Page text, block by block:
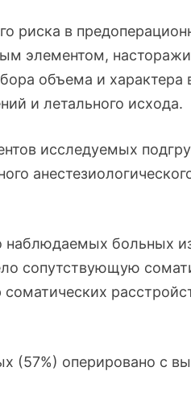
риска в
элементом,
объема и характера
и летального исхода.
исследуемых
наблюдаемых больных
сопутствующую
(57%) оперировано с